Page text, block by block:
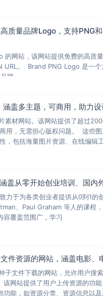
质量品牌Logo，支持PNG
网站，该网站提供免费的高质
URL。 Brand PNG Logo 是一个
牌
盖多主题，可商用，助力设
材网站。该网站提供了超过
用，无需担心版权问题。 这些
，包括海量图片资源、在线编辑
盖从零开始创业培训、国内
力于为各类创业者提供从0到1的
、Paul Graham 等人的课程
覆盖范围广，学习
件资源的网站，涵盖电影、
文件下载的网站，允许用户搜
网站提供了用户上传资源的功
能，如资源分类、资源信息以及